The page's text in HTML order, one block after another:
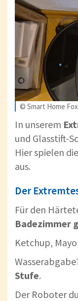
© Smart Home Fox
In unserem
und Glasstift-
Hier spielen
aus.
Der
Für den
Badezimmer
Ketchup,
Stufe.
Der Roboter